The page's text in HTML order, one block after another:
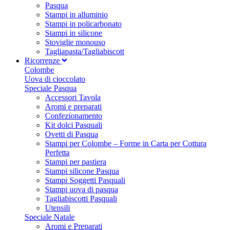
Pasqua
Stampi in alluminio
Stampi in policarbonato
Stampi in silicone
Stoviglie monouso
Tagliapasta/Tagliabiscott
Ricorrenze
Colombe
Uova di cioccolato
Speciale Pasqua
Accessori Tavola
Aromi e preparati
Confezionamento
Kit dolci Pasquali
Ovetti di Pasqua
Stampi per Colombe – Forme in Carta per Cottura
Perfetta
Stampi per pastiera
Stampi silicone Pasqua
Stampi Soggetti Pasquali
Stampi uova di pasqua
Tagliabiscotti Pasquali
Utensili
Speciale Natale
Aromi e Preparati